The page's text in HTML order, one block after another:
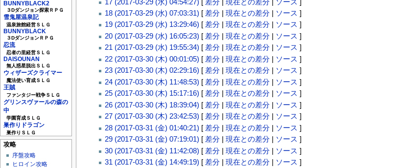
BUNNYBLACK2
３Dダンジョン探索ＲＰＧ
雪鬼屋温泉記
温泉旅館経営ＳＬＧ
BUNNYBLACK
３DダンジョンＲＰＧ
忍流
忍者の里経営ＳＬＧ
DAISOUNAN
無人惑星脱出ＳＬＧ
ウィザーズクライマー
魔法使い育成ＳＬＧ
王賊
ファンタジー戦争ＳＬＧ
グリンスヴァールの森の
中
学園育成ＳＬＧ
巣作りドラゴン
巣作りＳＬＧ
攻略
序盤攻略
ヒロイン攻略
18 (2017-03-29 (水) 07:03:31) [ 差分| 現在との差分| ソース ]
19 (2017-03-29 (水) 13:29:46) [ 差分| 現在との差分| ソース ]
20 (2017-03-29 (水) 16:05:23) [ 差分| 現在との差分| ソース ]
21 (2017-03-29 (水) 19:55:34) [ 差分| 現在との差分| ソース ]
22 (2017-03-30 (木) 00:01:05) [ 差分| 現在との差分| ソース ]
23 (2017-03-30 (木) 02:29:16) [ 差分| 現在との差分| ソース ]
24 (2017-03-30 (木) 11:48:53) [ 差分| 現在との差分| ソース ]
25 (2017-03-30 (木) 15:17:16) [ 差分| 現在との差分| ソース ]
26 (2017-03-30 (木) 18:39:04) [ 差分| 現在との差分| ソース ]
27 (2017-03-30 (木) 23:42:53) [ 差分| 現在との差分| ソース ]
28 (2017-03-31 (金) 01:40:21) [ 差分| 現在との差分| ソース ]
29 (2017-03-31 (金) 07:19:01) [ 差分| 現在との差分| ソース ]
30 (2017-03-31 (金) 11:42:08) [ 差分| 現在との差分| ソース ]
31 (2017-03-31 (金) 14:49:19) [ 差分| 現在との差分| ソース ]